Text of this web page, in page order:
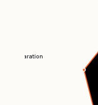
husreparation